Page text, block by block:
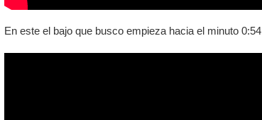
En este el bajo que busco empieza hacia el minuto 0:54